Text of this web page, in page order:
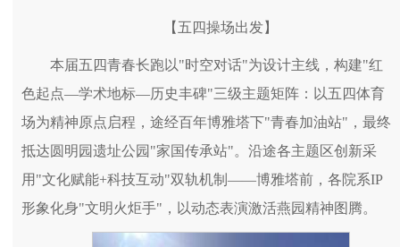
【五四操场出发】
本届五四青春长跑以"时空对话"为设计主线，构建"红
色起点—学术地标—历史丰碑"三级主题矩阵：以五四体育
场为精神原点启程，途经百年博雅塔下"青春加油站"，最终
抵达圆明园遗址公园"家国传承站"。沿途各主题区创新采
用"文化赋能+科技互动"双轨机制——博雅塔前，各院系IP
形象化身"文明火炬手"，以动态表演激活燕园精神图腾。